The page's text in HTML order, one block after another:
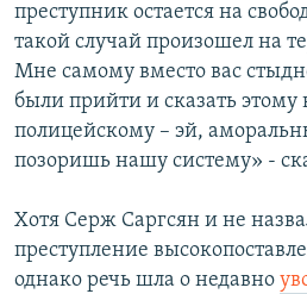
преступник остается на
такой случай произошел на
Мне самому вместо вас
были прийти и сказать
полицейскому – эй,
позоришь нашу систему» -
Хотя Серж Саргсян и не
преступление
однако речь шла о недавно